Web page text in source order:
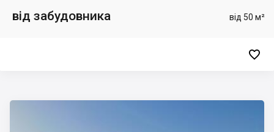
від 50 м²
від забудовника
